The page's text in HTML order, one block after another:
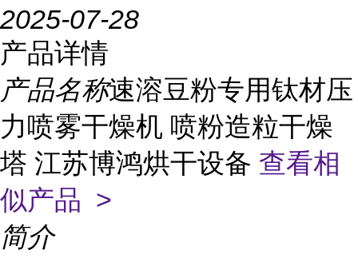
2025-07-28
产品详情
产品名称速溶豆粉专用钛材压
力喷雾干燥机 喷粉造粒干燥
塔 江苏博鸿烘干设备 查看相
似产品 >
简介